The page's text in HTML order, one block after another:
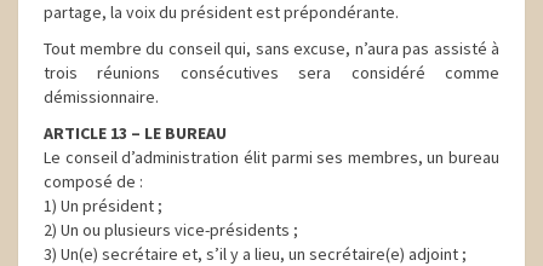
partage, la voix du président est prépondérante.
Tout membre du conseil qui, sans excuse, n’aura pas assisté à
trois réunions consécutives sera considéré comme
démissionnaire.
ARTICLE 13 – LE BUREAU
Le conseil d’administration élit parmi ses membres, un bureau
composé de :
1) Un président ;
2) Un ou plusieurs vice-présidents ;
3) Un(e) secrétaire et, s’il y a lieu, un secrétaire(e) adjoint ;